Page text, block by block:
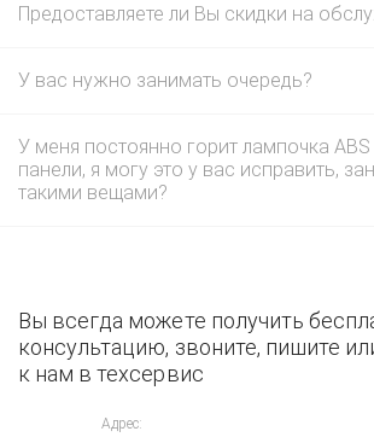
Предоставляете ли Вы скидки на
У вас нужно занимать очередь?
У меня постоянно горит лампочка
панели, я могу это у вас исправить,
такими вещами?
Вы всегда можете получить
консультацию, звоните, пишите
к нам в техсервис
Адрес: